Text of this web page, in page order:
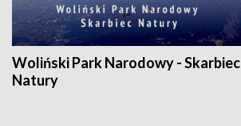
Woliński Park Narodowy - Skarbiec
Natury